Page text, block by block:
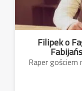
Filipek o
Raper